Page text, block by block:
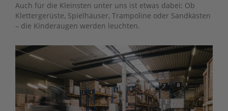
Auch für die Kleinsten unter uns ist etwas dabei: Ob
Klettergerüste, Spielhäuser, Trampoline oder Sandkästen
– die Kinderaugen werden leuchten.